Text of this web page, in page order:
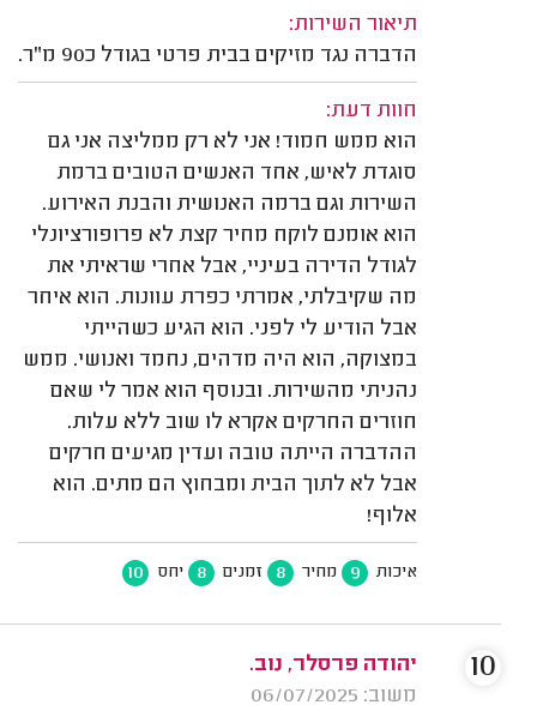
תיאור השירות:
הדברה נגד מזיקים בבית פרטי בגודל כ90 מ"ר.
חוות דעת:
הוא ממש חמוד! אני לא רק ממליצה אני גם
סוגדת לאיש, אחד האנשים הטובים ברמת
השירות וגם ברמה האנושית והבנת האירוע.
הוא אומנם לוקח מחיר קצת לא פרופורציונלי
לגודל הדירה בעיניי, אבל אחרי שראיתי את
מה שקיבלתי, אמרתי כפרת עוונות. הוא איחר
אבל הודיע לי לפני. הוא הגיע כשהייתי
במצוקה, הוא היה מדהים, נחמד ואנושי. ממש
נהניתי מהשירות. ובנוסף הוא אמר לי שאם
חוזרים החרקים אקרא לו שוב ללא עלות.
ההדברה הייתה טובה ועדין מגיעים חרקים
אבל לא לתוך הבית ומבחוץ הם מתים. הוא
אלוף!
איכות 9 מחיר 8 זמנים 8 יחס 10
יהודה פרסלר, נוב.
משוב: 06/07/2025
10